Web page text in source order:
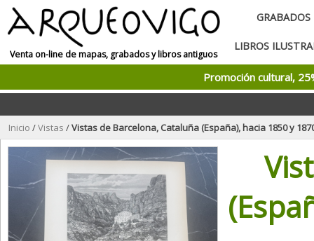
Venta on-line de mapas, grabados y libros antiguos
GRABADOS
LIBROS
Promoción cultural,
Inicio /Vistas /Vistas de Barcelona, Cataluña (España), hacia 1850 y